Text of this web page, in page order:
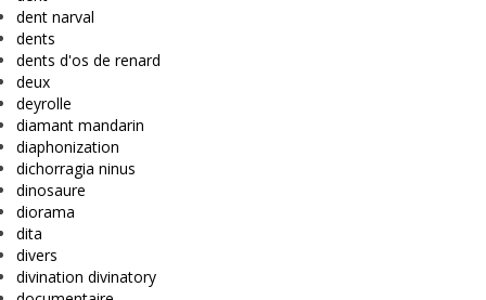
dent narval
dents
dents d'os de renard
deux
deyrolle
diamant mandarin
diaphonization
dichorragia ninus
dinosaure
diorama
dita
divers
divination divinatory